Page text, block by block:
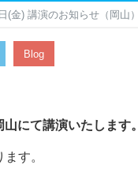
(金) 講演のお知らせ（岡山）
Blog
にて講演いたします。
す。